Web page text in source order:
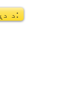
د دې پاڼې ژباړه: